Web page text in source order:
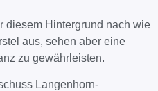
diesem Hintergrund nach wie
aus, sehen aber eine
zu gewährleisten.
Langenhorn-